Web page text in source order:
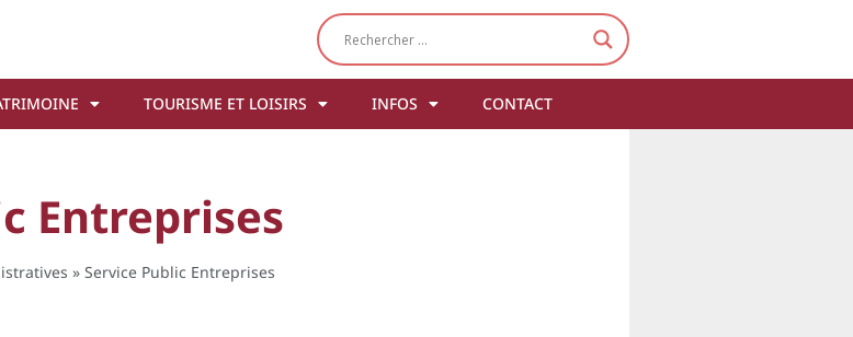
TOURISME ET LOISIRS INFOS CONTACT
Entreprises
» Service Public Entreprises